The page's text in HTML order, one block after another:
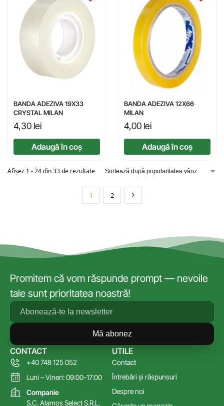
BANDA ADEZIVA 19X33
CRYSTAL MILAN
4,30 lei
Adaugă în coș
BANDA ADEZIVA 12X66
MILAN
4,00 lei
Adaugă în coș
Afișez 1 - 24 din 33 de rezultate
1 2
Promitem că vom răspunde prompt — nevoile
tale sunt prioritatea noastră!
Mă abonez
UTILE
Contact
Întrebări și răspunsuri
Despre noi
CONTACT
+40 748 125 052
Luni – Vineri: 09:00-17:00
Companie
S.C. Alamos Select S.R.L.